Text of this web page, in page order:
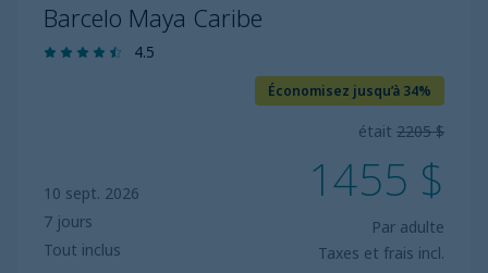
Barcelo Maya Caribe
4.5
10 sept. 2026
7 jours
Tout inclus
Économisez jusqu’à 34%
était 2205 $
1455 $
Par adulte
Taxes et frais incl.